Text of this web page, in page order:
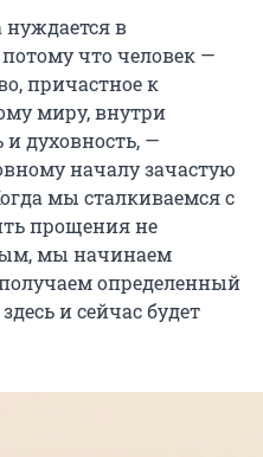
в
что человек —
причастное к
миру, внутри
и духовность, —
началу зачастую
мы сталкиваемся с
прощения не
мы начинаем
определенный
и сейчас будет